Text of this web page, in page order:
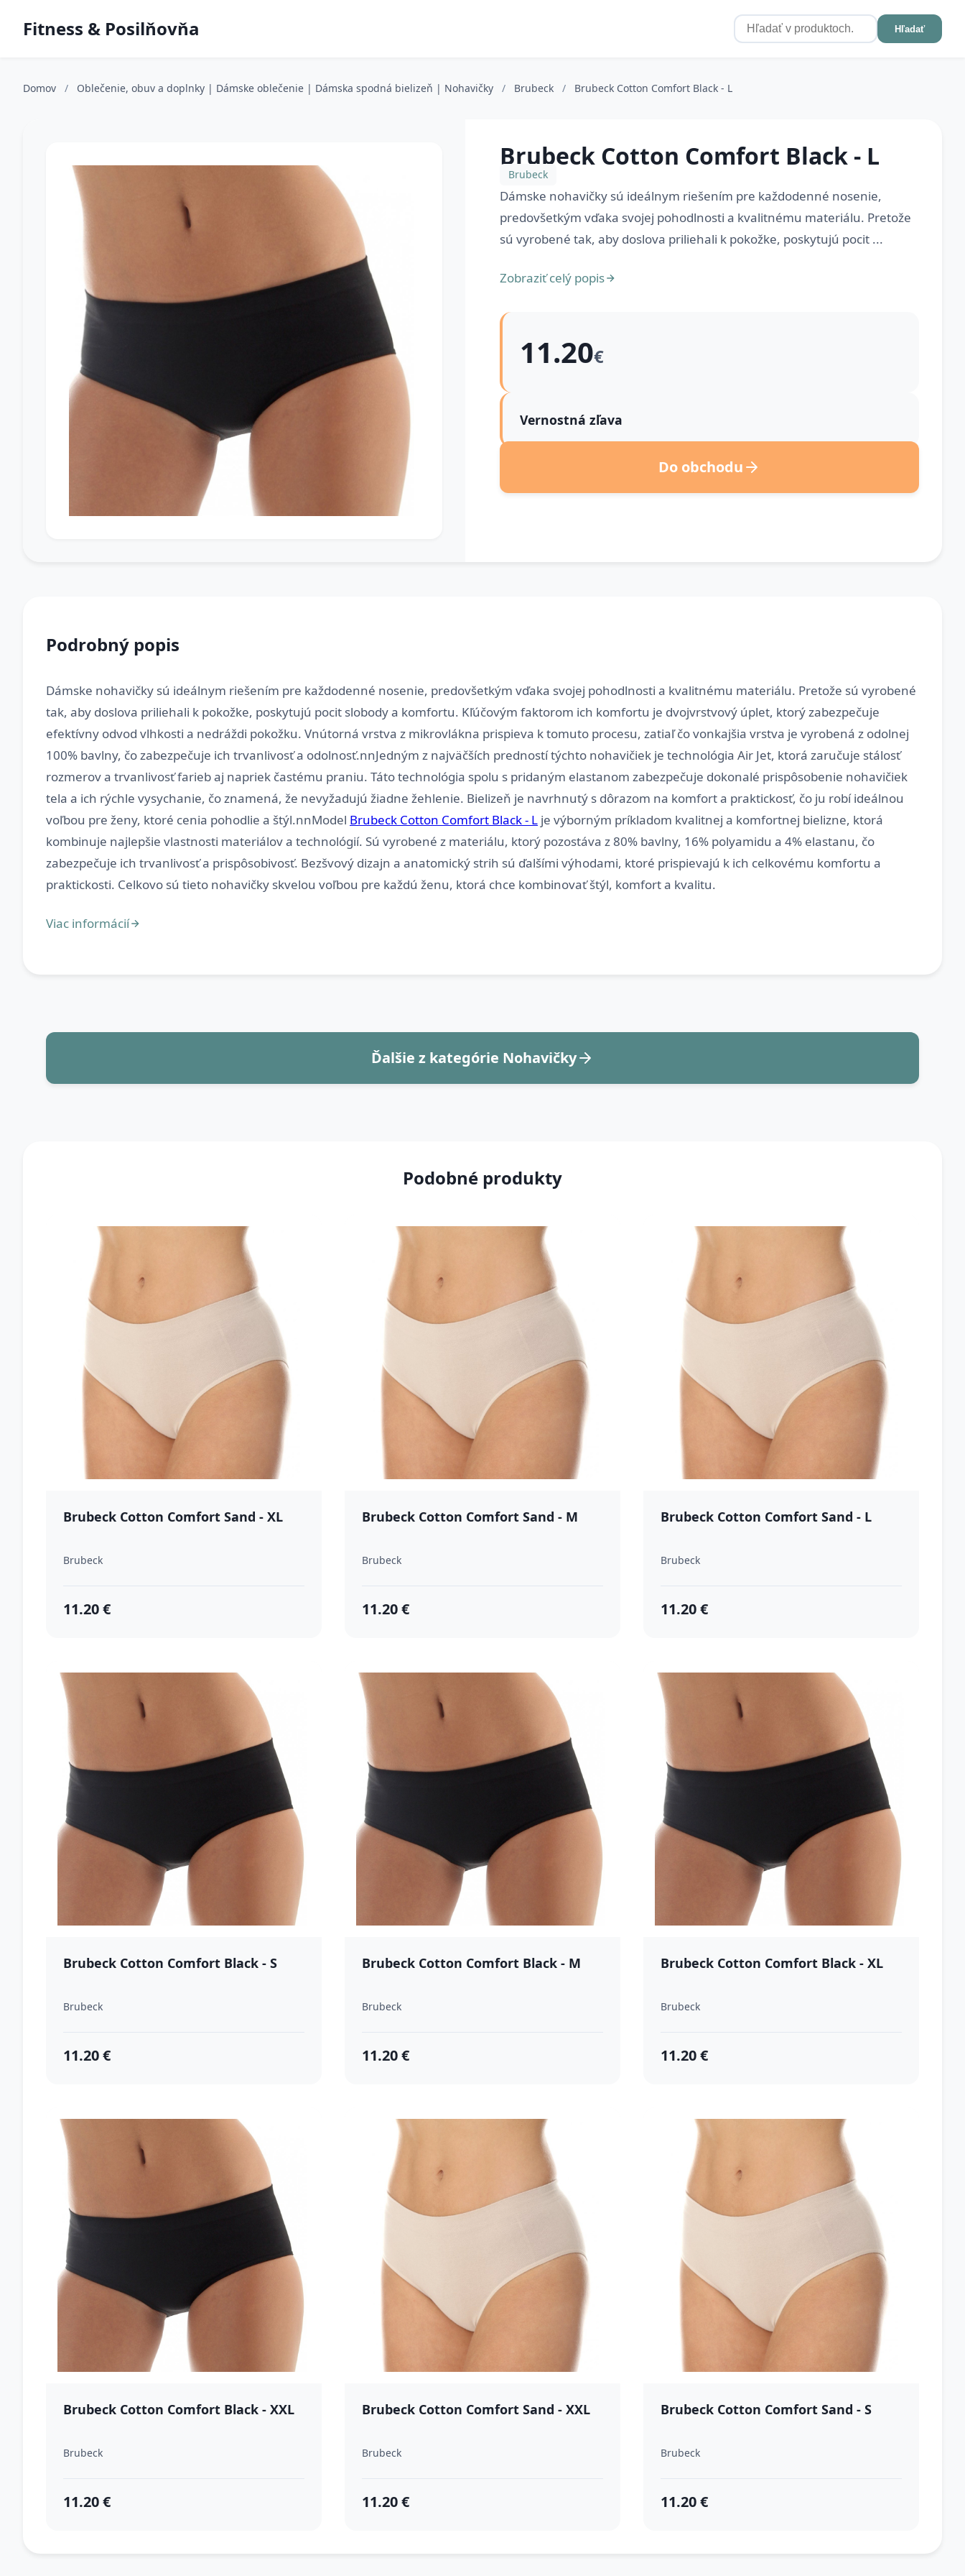
Fitness & Posilňovňa Hľadať
Domov / Oblečenie, obuv a doplnky | Dámske oblečenie | Dámska spodná bielizeň | Nohavičky / Brubeck / Brubeck Cotton Comfort Black - L
Brubeck Cotton Comfort Black - L
Brubeck
Dámske nohavičky sú ideálnym riešením pre každodenné nosenie,
predovšetkým vďaka svojej pohodlnosti a kvalitnému materiálu. Pretože
sú vyrobené tak, aby doslova priliehali k pokožke, poskytujú pocit ...
Zobraziť celý popis
11.20€
Vernostná zľava
Do obchodu
Podrobný popis
Dámske nohavičky sú ideálnym riešením pre každodenné nosenie, predovšetkým vďaka svojej pohodlnosti a kvalitnému materiálu. Pretože sú vyrobené
tak, aby doslova priliehali k pokožke, poskytujú pocit slobody a komfortu. Kľúčovým faktorom ich komfortu je dvojvrstvový úplet, ktorý zabezpečuje
efektívny odvod vlhkosti a nedráždi pokožku. Vnútorná vrstva z mikrovlákna prispieva k tomuto procesu, zatiaľ čo vonkajšia vrstva je vyrobená z odolnej
100% bavlny, čo zabezpečuje ich trvanlivosť a odolnosť.nnJedným z najväčších predností týchto nohavičiek je technológia Air Jet, ktorá zaručuje stálosť
rozmerov a trvanlivosť farieb aj napriek častému praniu. Táto technológia spolu s pridaným elastanom zabezpečuje dokonalé prispôsobenie nohavičiek
tela a ich rýchle vysychanie, čo znamená, že nevyžadujú žiadne žehlenie. Bielizeň je navrhnutý s dôrazom na komfort a praktickosť, čo ju robí ideálnou
voľbou pre ženy, ktoré cenia pohodlie a štýl.nnModel Brubeck Cotton Comfort Black - L je výborným príkladom kvalitnej a komfortnej bielizne, ktorá
kombinuje najlepšie vlastnosti materiálov a technológií. Sú vyrobené z materiálu, ktorý pozostáva z 80% bavlny, 16% polyamidu a 4% elastanu, čo
zabezpečuje ich trvanlivosť a prispôsobivosť. Bezšvový dizajn a anatomický strih sú ďalšími výhodami, ktoré prispievajú k ich celkovému komfortu a
Ďalšie z kategórie Nohavičky
Podobné produkty
Brubeck Cotton Comfort Sand - XL
Brubeck
11.20 €
Brubeck Cotton Comfort Sand - M
Brubeck
11.20 €
Brubeck Cotton Comfort Sand - L
Brubeck
11.20 €
Brubeck Cotton Comfort Black - S
Brubeck
11.20 €
Brubeck Cotton Comfort Black - M
Brubeck
11.20 €
Brubeck Cotton Comfort Black - XL
Brubeck
11.20 €
Brubeck Cotton Comfort Black - XXL
Brubeck
11.20 €
Brubeck Cotton Comfort Sand - XXL
Brubeck
11.20 €
Brubeck Cotton Comfort Sand - S
Brubeck
11.20 €